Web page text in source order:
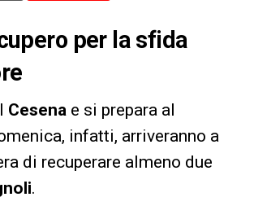
per la sfida
Cesena e si prepara al
infatti, arriveranno a
di recuperare almeno due
.